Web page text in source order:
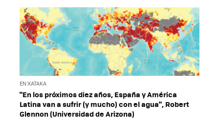
EN XATAKA
"En los próximos diez años, España y América
Latina van a sufrir (y mucho) con el agua", Robert
Glennon (Universidad de Arizona)